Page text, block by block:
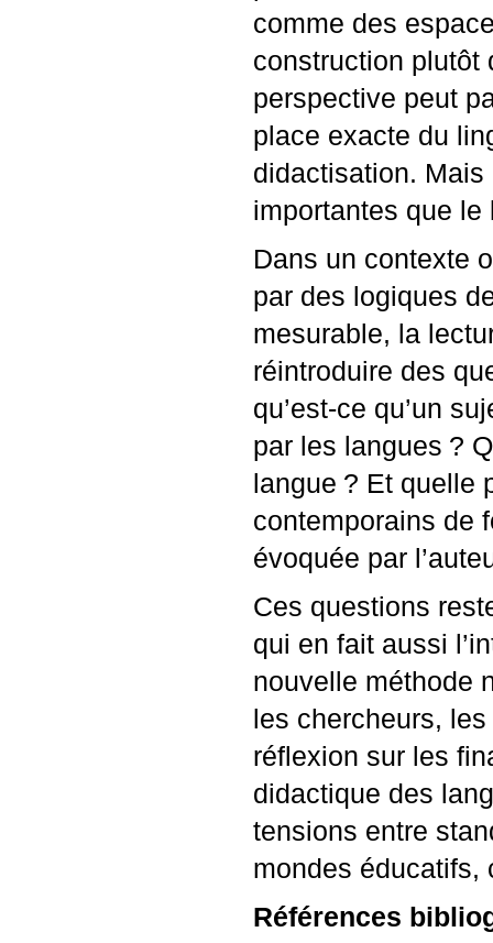
comme des
construction plutôt
perspective peut
place exacte du
didactisation.
importantes que
Dans un contexte
par des logiques
mesurable, la
réintroduire des
qu’est-ce qu’un
par les langues ?
langue ? Et quelle
contemporains de
évoquée par
Ces questions
qui en fait aussi
nouvelle méthode
les chercheurs,
réflexion sur les
didactique des
tensions entre
mondes éducatifs,
Références